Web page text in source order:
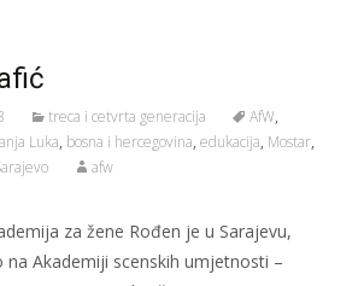
treca i cetvrta generacija AfW,
Luka, bosna i hercegovina, edukacija, Mostar,
afw
za žene Rođen je u Sarajevu,
na Akademiji scenskih umjetnosti –